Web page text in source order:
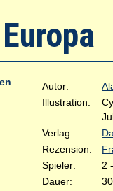
Autor:
Illustration:
Verlag:
Rezension:
Spieler:
2
Dauer: